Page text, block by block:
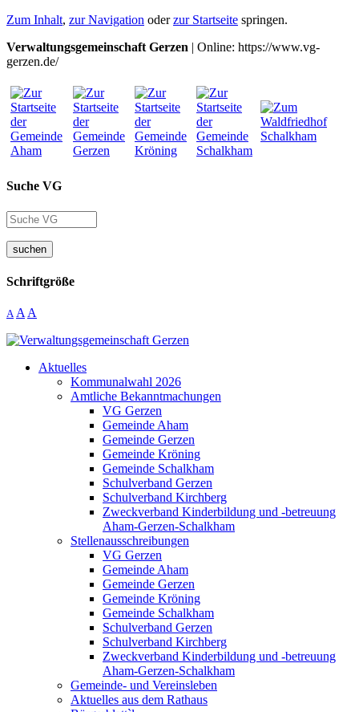
Zum Inhalt, zur Navigation oderzur Startseite springen.
Verwaltungsgemeinschaft Gerzen | Online: https://www.vg-
gerzen.de/
Suche VG
suchen
Schriftgröße
A A A
Aktuelles
Kommunalwahl 2026
Amtliche Bekanntmachungen
VG Gerzen
Gemeinde Aham
Gemeinde Gerzen
Gemeinde Kröning
Gemeinde Schalkham
Schulverband Gerzen
Schulverband Kirchberg
Zweckverband Kinderbildung und -betreuung
Aham-Gerzen-Schalkham
Stellenausschreibungen
VG Gerzen
Gemeinde Aham
Gemeinde Gerzen
Gemeinde Kröning
Gemeinde Schalkham
Schulverband Gerzen
Schulverband Kirchberg
Zweckverband Kinderbildung und -betreuung
Aham-Gerzen-Schalkham
Gemeinde- und Vereinsleben
Aktuelles aus dem Rathaus